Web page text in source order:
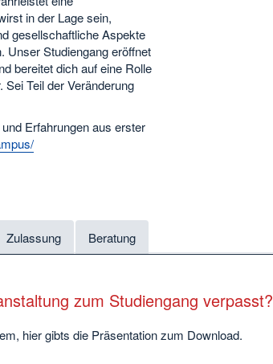
in der Lage sein,
gesellschaftliche Aspekte
Unser Studiengang eröffnet
bereitet dich auf eine Rolle
Teil der Veränderung
Erfahrungen aus erster
Zulassung Beratung
zum Studiengang verpasst?
hier gibts die Präsentation zum Download.